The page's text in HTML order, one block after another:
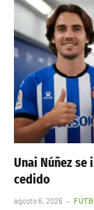
Unai Núñez
cedido
agosto 6, 2026